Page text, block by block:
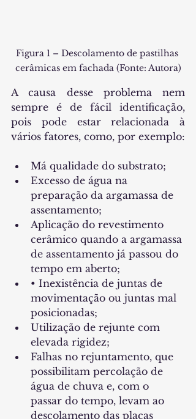
Figura 1 – Descolamento de pastilhas
cerâmicas em fachada (Fonte: Autora)
A causa desse problema nem
sempre é de fácil identificação,
pois pode estar relacionada à
vários fatores, como, por exemplo:
Má qualidade do substrato;
Excesso de água na
preparação da argamassa de
assentamento;
Aplicação do revestimento
cerâmico quando a argamassa
de assentamento já passou do
tempo em aberto;
• Inexistência de juntas de
movimentação ou juntas mal
posicionadas;
Utilização de rejunte com
elevada rigidez;
Falhas no rejuntamento, que
possibilitam percolação de
água de chuva e, com o
passar do tempo, levam ao
descolamento das placas